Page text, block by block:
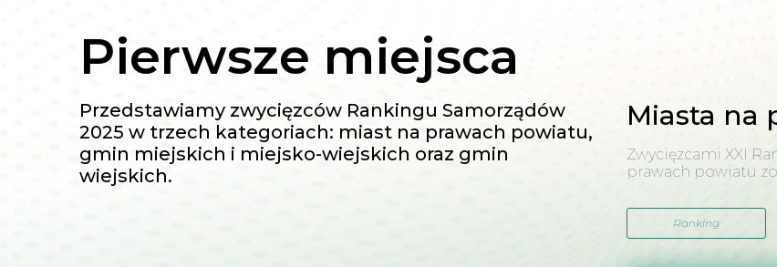
Pierwsze miejsca
Przedstawiamy zwycięzców Rankingu Samorządów
2025 w trzech kategoriach: miast na prawach powiatu,
gmin miejskich i miejsko-wiejskich oraz gmin
wiejskich.
Miasta na
Zwycięzcami XXI
prawach powiatu
Ranking